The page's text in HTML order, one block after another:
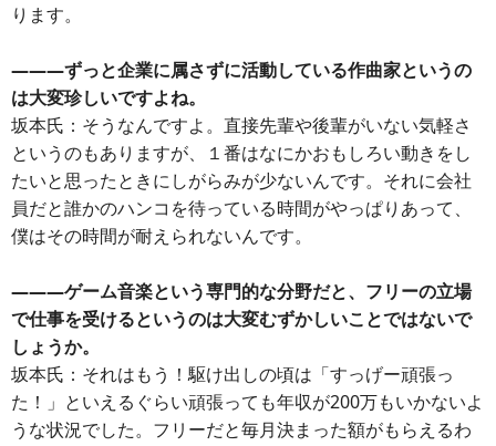
ります。
―――ずっと企業に属さずに活動している作曲家というの
は大変珍しいですよね。
坂本氏：そうなんですよ。直接先輩や後輩がいない気軽さ
というのもありますが、１番はなにかおもしろい動きをし
たいと思ったときにしがらみが少ないんです。それに会社
員だと誰かのハンコを待っている時間がやっぱりあって、
僕はその時間が耐えられないんです。
―――ゲーム音楽という専門的な分野だと、フリーの立場
で仕事を受けるというのは大変むずかしいことではないで
しょうか。
坂本氏：それはもう！駆け出しの頃は「すっげー頑張っ
た！」といえるぐらい頑張っても年収が200万もいかないよ
うな状況でした。フリーだと毎月決まった額がもらえるわ